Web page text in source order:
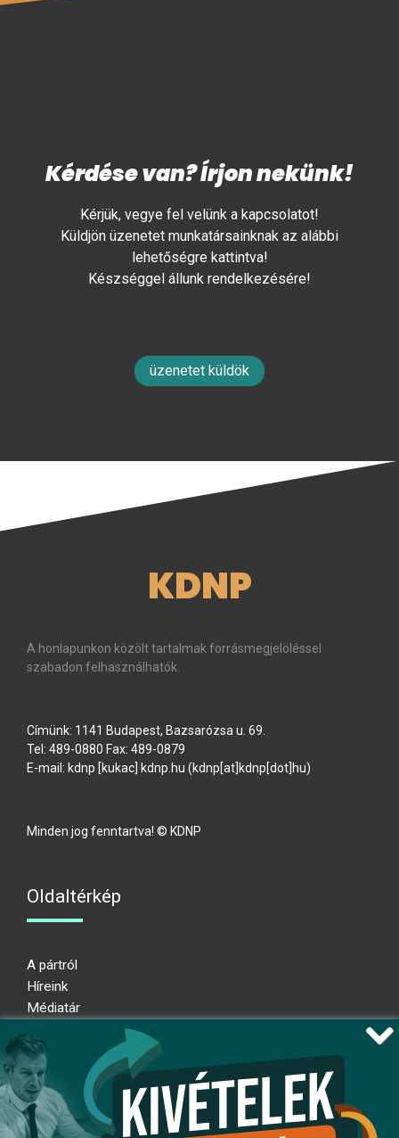
Kérdése van? Írjon nekünk!
Kérjük, vegye fel velünk a kapcsolatot!
Küldjön üzenetet munkatársainknak az alábbi
lehetőségre kattintva!
Készséggel állunk rendelkezésére!
üzenetet küldök
KDNP
A honlapunkon közölt tartalmak forrásmegjelöléssel
szabadon felhasználhatók.
Címünk: 1141 Budapest, Bazsarózsa u. 69.
Tel: 489-0880 Fax: 489-0879
E-mail: kdnp [kukac] kdnp hu (kdnp[at]kdnp[dot]hu)
Minden jog fenntartva! © KDNP
Oldaltérkép
A pártról
Híreink
Médiatár
Adatkezelési nyilatkozat
Átláthatósági nyilatkozat
Ugrás az oldal tetejére